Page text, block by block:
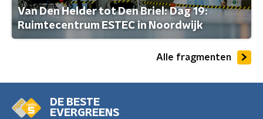
Van Den Helder tot Den Briel: Dag 19:
Ruimtecentrum ESTEC in Noordwijk
Alle fragmenten
DE BESTE
EVERGREENS